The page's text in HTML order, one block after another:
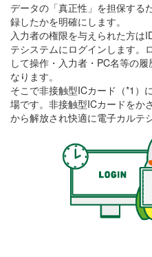
データの「真正性」を担保する
録したかを明確にします。
入力者の権限を与えられた方は
テシステムにログインします。
して操作・入力者・PC名等の
なります。
そこで非接触型ICカード（*1）
場です。非接触型ICカードをか
から解放され快適に電子カルテ